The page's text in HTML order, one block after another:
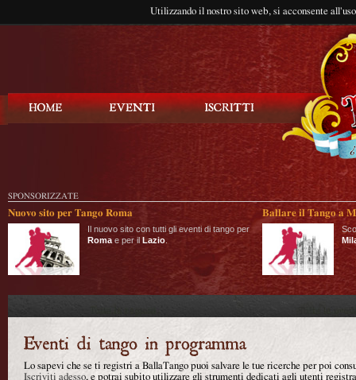
Utilizzando il nostro sito web, si acconsente
SPONSORIZZATE
Nuovo sito per Tango Roma
Il nuovo sito con tutti gli eventi di tango per
Roma e per il Lazio
Ballare il Tango a
Lo sapevi che se ti registri a BallaTango puoi salvare le tue ricerche per poi
Iscriviti adesso, e potrai subito utilizzare gli strumenti dedicati agli utenti